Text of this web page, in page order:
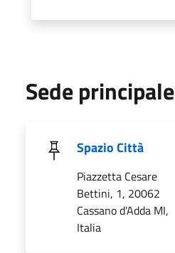
Sede principale
Spazio Città
Piazzetta Cesare
Bettini, 1, 20062
Cassano d'Adda MI,
Italia